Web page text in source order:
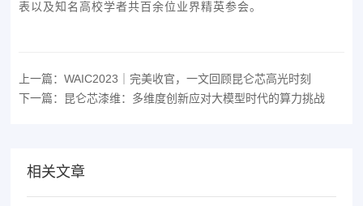
表以及知名高校学者共百余位业界精英参会。
上一篇：WAIC2023｜完美收官，一文回顾昆仑芯高光时刻
下一篇：昆仑芯漆维：多维度创新应对大模型时代的算力挑战
相关文章